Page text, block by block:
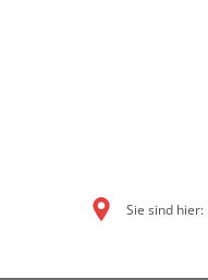
Sie sind hier: